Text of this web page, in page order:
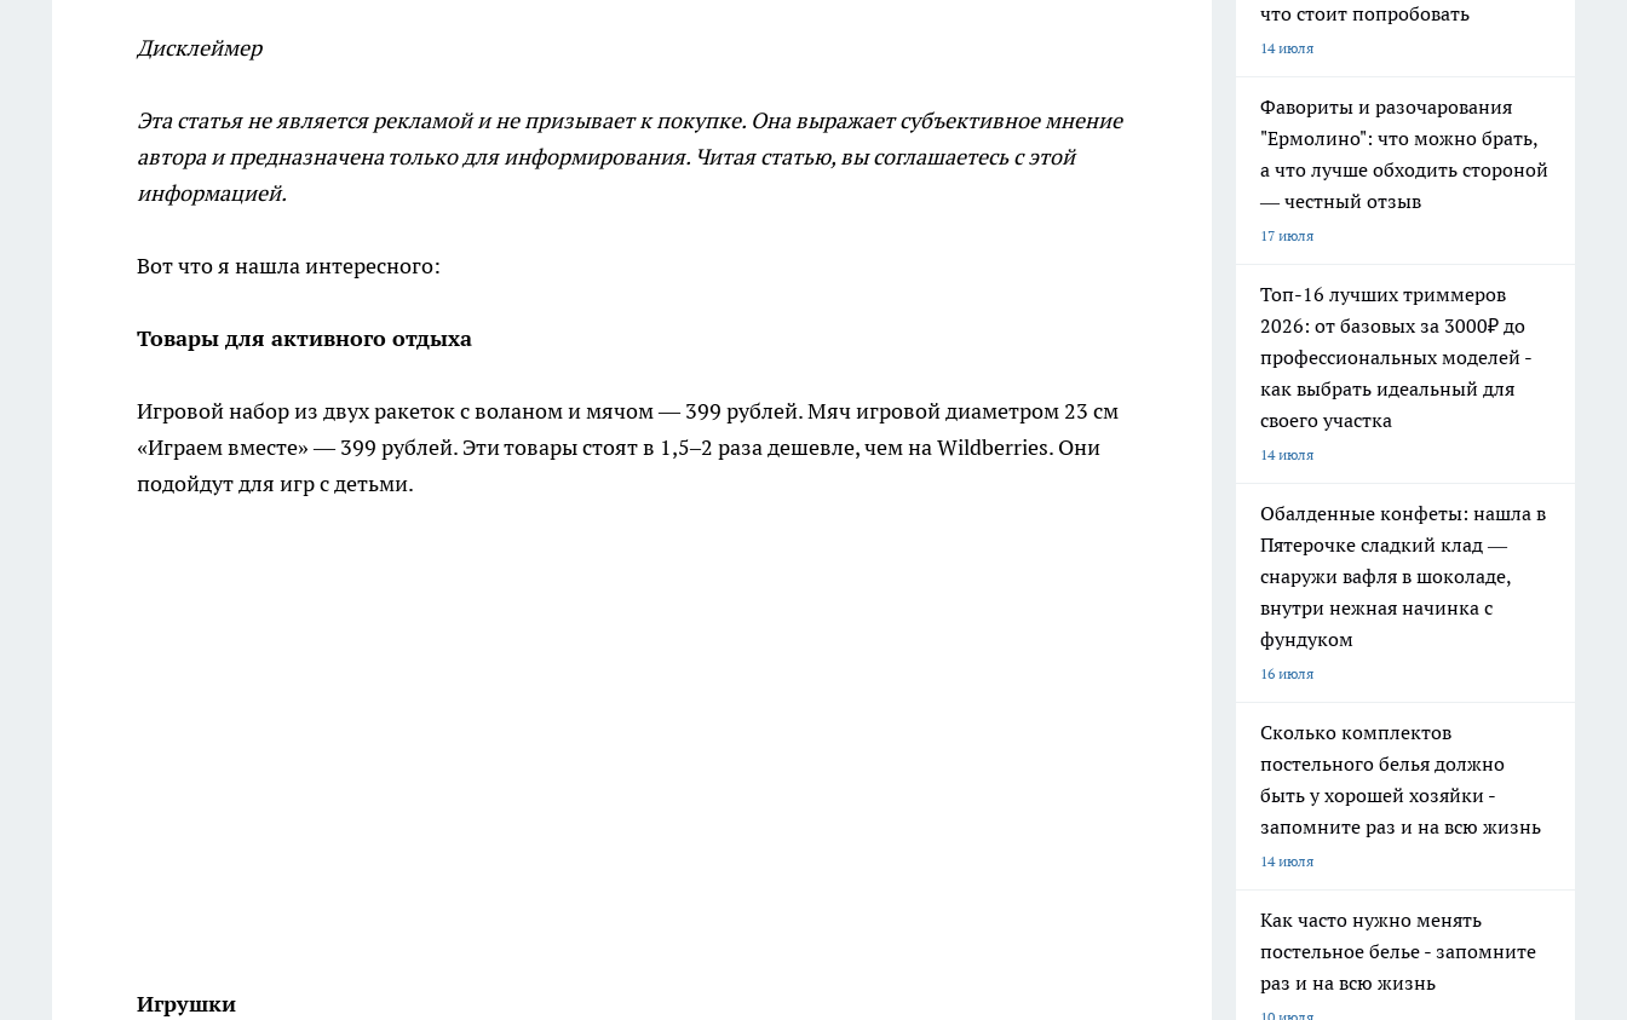
Дисклеймер
Эта статья не является рекламой и не призывает к покупке. Она выражает субъективное мнение
автора и предназначена только для информирования. Читая статью, вы соглашаетесь с этой
информацией.
Вот что я нашла интересного:
Товары для активного отдыха
Игровой набор из двух ракеток с воланом и мячом — 399 рублей. Мяч игровой диаметром 23 см
«Играем вместе» — 399 рублей. Эти товары стоят в 1,5–2 раза дешевле, чем на Wildberries. Они
подойдут для игр с детьми.
Игрушки
что стоит попробовать
14 июля
Фавориты и разочарования
"Ермолино": что можно брать,
а что лучше обходить стороной
— честный отзыв
17 июля
Топ-16 лучших триммеров
2026: от базовых за 3000₽ до
профессиональных моделей -
как выбрать идеальный для
своего участка
14 июля
Обалденные конфеты: нашла в
Пятерочке сладкий клад —
снаружи вафля в шоколаде,
внутри нежная начинка с
фундуком
16 июля
Сколько комплектов
постельного белья должно
быть у хорошей хозяйки -
запомните раз и на всю жизнь
14 июля
Как часто нужно менять
постельное белье - запомните
раз и на всю жизнь